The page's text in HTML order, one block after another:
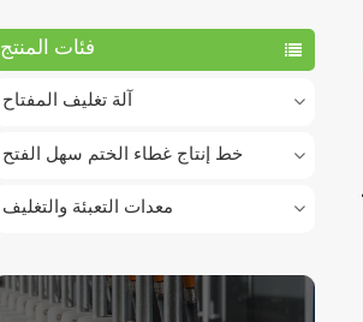
فئات المنتج
آلة تغليف المفتاح
خط إنتاج غطاء الختم سهل الفتح
معدات التعبئة والتغليف